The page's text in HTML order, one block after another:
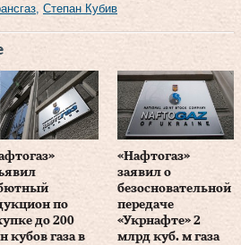
Степан Кубив
по
до 200
кубов газа в
«Нафтогаз»
заявил о
безосновательной
передаче
«Укрнафте» 2
млрд куб. м газа